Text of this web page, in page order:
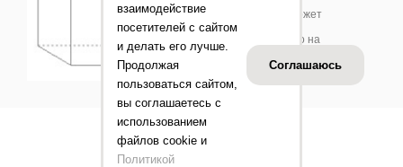
Цвет изделия может
отличаться от
представленного на
фотографии.
взаимодействие
посетителей с сайтом
и делать его лучше.
Продолжая
пользоваться сайтом,
вы соглашаетесь с
использованием
файлов cookie и
Политикой
Соглашаюсь